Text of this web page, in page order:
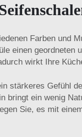
Farben und
einen geordneten
wirkt Ihre
stärkeres Gefühl
bringt ein wenig
Sie, es mit